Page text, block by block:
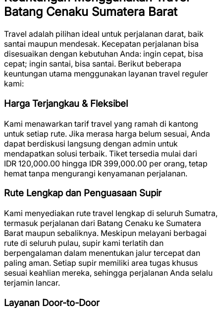
Batang Cenaku Sumatera Barat
Travel adalah pilihan ideal untuk perjalanan darat, baik
santai maupun mendesak. Kecepatan perjalanan bisa
disesuaikan dengan kebutuhan Anda: ingin cepat, bisa
cepat; ingin santai, bisa santai. Berikut beberapa
keuntungan utama menggunakan layanan travel reguler
kami:
Harga Terjangkau & Fleksibel
Kami menawarkan tarif travel yang ramah di kantong
untuk setiap rute. Jika merasa harga belum sesuai, Anda
dapat berdiskusi langsung dengan admin untuk
mendapatkan solusi terbaik. Tiket tersedia mulai dari
IDR 120,000.00 hingga IDR 399,000.00 per orang, tetap
hemat tanpa mengurangi kenyamanan perjalanan.
Rute Lengkap dan Penguasaan Supir
Kami menyediakan rute travel lengkap di seluruh Sumatra,
termasuk perjalanan dari Batang Cenaku ke Sumatera
Barat maupun sebaliknya. Meskipun melayani berbagai
rute di seluruh pulau, supir kami terlatih dan
berpengalaman dalam menentukan jalur tercepat dan
paling aman. Setiap supir memiliki area tugas khusus
sesuai keahlian mereka, sehingga perjalanan Anda selalu
terjamin lancar.
Layanan Door-to-Door